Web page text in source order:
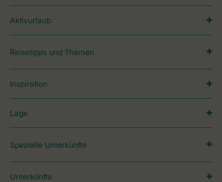
Aktivurlaub
Reisetipps und Themen
Inspiration
Lage
Spezielle Unterkünfte
Unterkünfte